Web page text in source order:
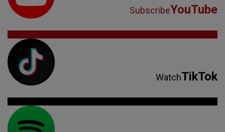
SubscribeYouTube
WatchTikTok